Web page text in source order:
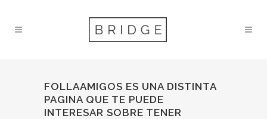
FOLLAAMIGOS ES UNA DISTINTA
PAGINA QUE TE PUEDE
INTERESAR SOBRE TENER